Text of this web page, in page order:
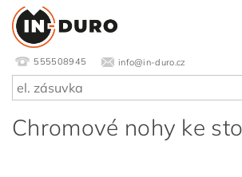
555508945 info@in-duro.cz
Chromové nohy ke